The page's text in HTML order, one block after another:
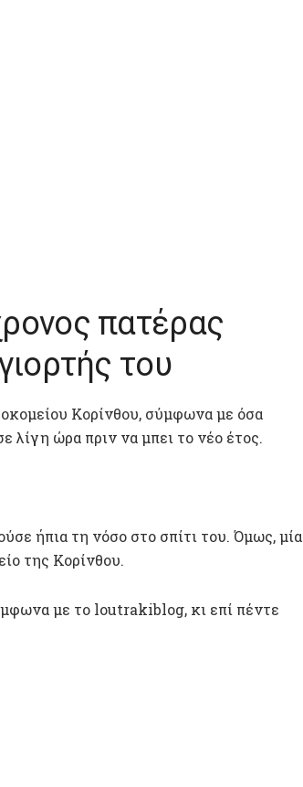
πατέρας
του
Κορίνθου, σύμφωνα με όσα
λίγη ώρα πριν να μπει το νέο έτος.
ήπια τη νόσο στο σπίτι του. Όμως, μία
της Κορίνθου.
με το loutrakiblog, κι επί πέντε